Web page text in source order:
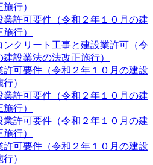
行）
業許可要件（令和２年１０月の建
行）
ンクリート工事と建設業許可（令
設業法の法改正施行）
許可要件（令和２年１０月の建設
）
業許可要件（令和２年１０月の建
行）
業許可要件（令和２年１０月の建
行）
許可要件（令和２年１０月の建設
）